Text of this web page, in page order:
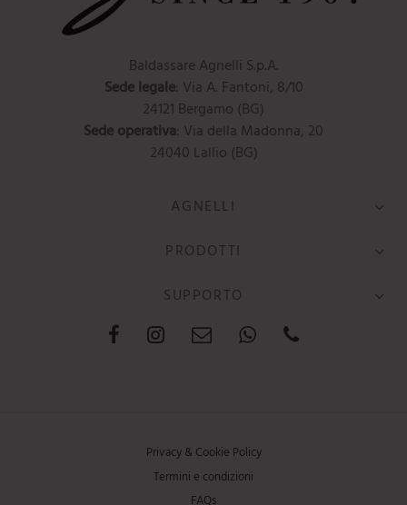
Baldassare Agnelli S.p.A.
Sede legale: Via A. Fantoni, 8/10
24121 Bergamo (BG)
Sede operativa: Via della Madonna, 20
24040 Lallio (BG)
AGNELLI
PRODOTTI
SUPPORTO
Privacy & Cookie Policy
Termini e condizioni